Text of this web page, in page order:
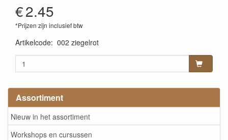
Assortiment
Nieuw in het assortiment
Workshops en cursussen
€2.45
*Prijzen zijn inclusief btw
Artikelcode: 002 ziegelrot